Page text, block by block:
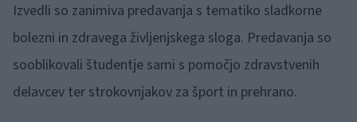
Izvedli so zanimiva predavanja s tematiko sladkorne
bolezni in zdravega življenjskega sloga. Predavanja so
sooblikovali študentje sami s pomočjo zdravstvenih
delavcev ter strokovnjakov za šport in prehrano.